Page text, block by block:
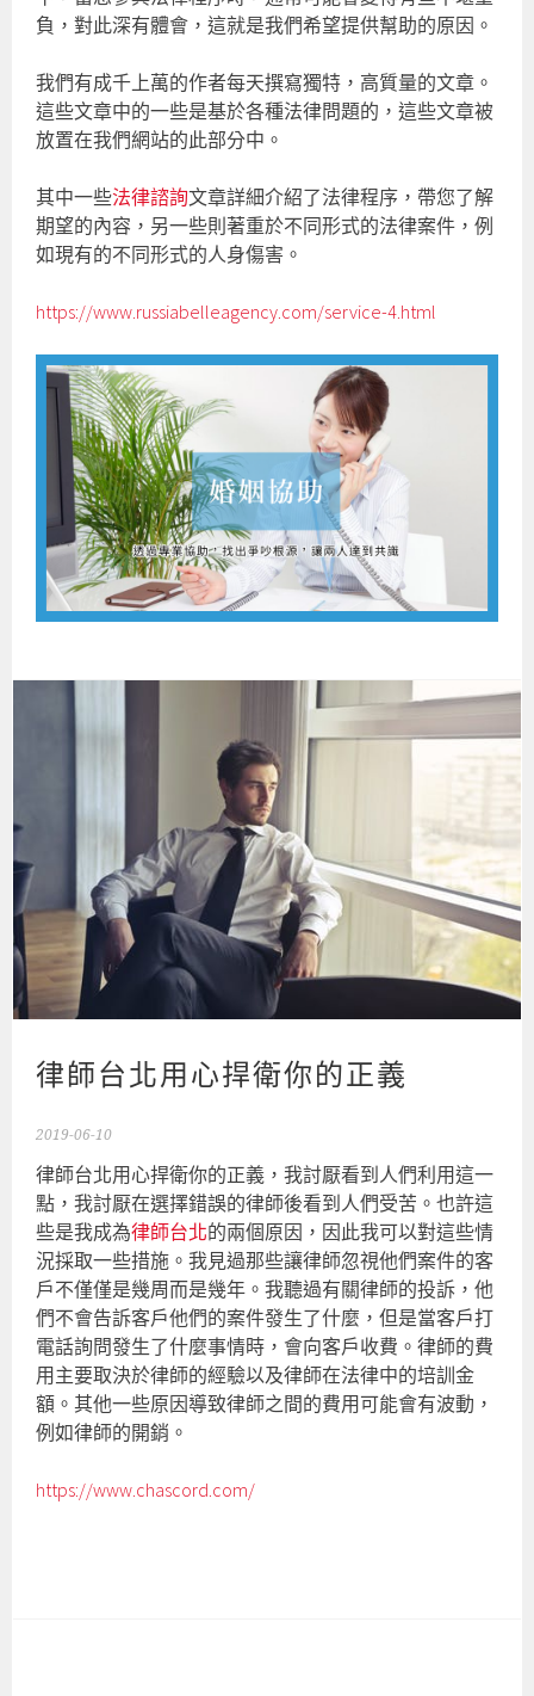
負，對此深有體會，這就是我們希望提供幫助的原因。
我們有成千上萬的作者每天撰寫獨特，高質量的文章。
這些文章中的一些是基於各種法律問題的，這些文章被
放置在我們網站的此部分中。
其中一些法律諮詢文章詳細介紹了法律程序，帶您了解
期望的內容，另一些則著重於不同形式的法律案件，例
如現有的不同形式的人身傷害。
https://www.russiabelleagency.com/service-4.html
律師台北用心捍衛你的正義
2019-06-10
律師台北用心捍衛你的正義，我討厭看到人們利用這一
點，我討厭在選擇錯誤的律師後看到人們受苦。也許這
些是我成為律師台北的兩個原因，因此我可以對這些情
況採取一些措施。我見過那些讓律師忽視他們案件的客
戶不僅僅是幾周而是幾年。我聽過有關律師的投訴，他
們不會告訴客戶他們的案件發生了什麼，但是當客戶打
電話詢問發生了什麼事情時，會向客戶收費。律師的費
用主要取決於律師的經驗以及律師在法律中的培訓金
額。其他一些原因導致律師之間的費用可能會有波動，
例如律師的開銷。
https://www.chascord.com/